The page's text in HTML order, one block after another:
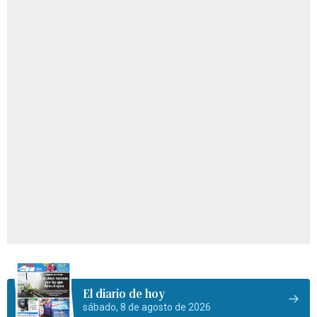
El diario de hoy
sábado, 8 de agosto de 2026